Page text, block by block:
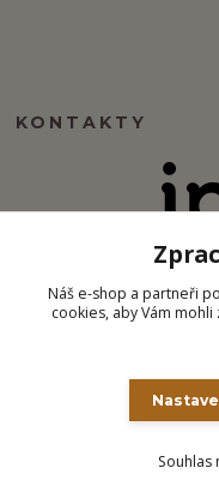
KONTAKTY
info@ipj.cz
Náš e-shop a partneři
cookies, aby Vám